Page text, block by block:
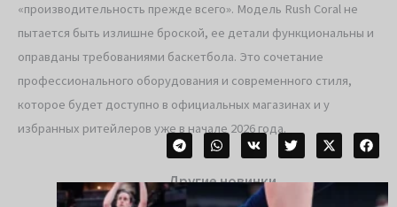
«производительность прежде всего». Модель Rush Coral не
пытается быть излишне броской, ее детали функциональны и
оправданы требованиями баскетбола. Это сочетание
профессионального оборудования и современного стиля,
которое будет доступно в официальных магазинах и у
избранных ритейлеров уже в начале 2026 года.
Другие новинки